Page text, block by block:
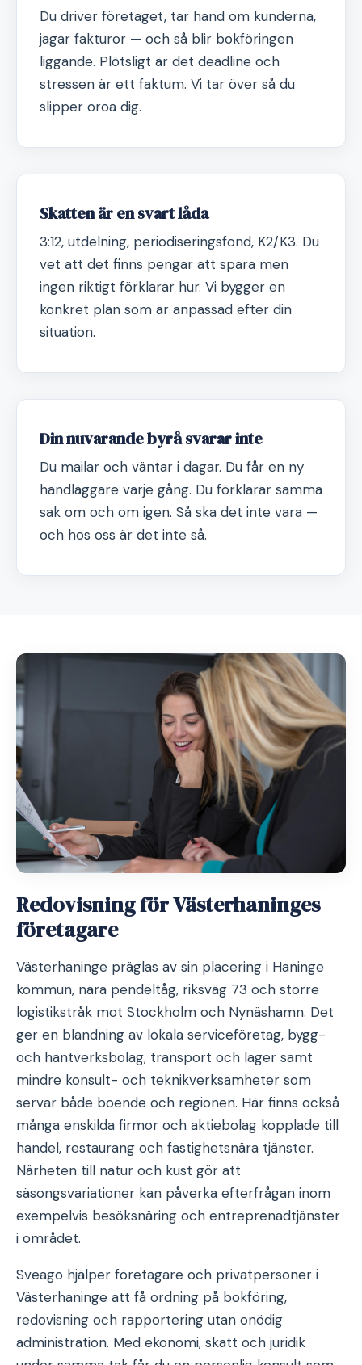
Du driver företaget, tar hand om kunderna,
jagar fakturor — och så blir bokföringen
liggande. Plötsligt är det deadline och
stressen är ett faktum. Vi tar över så du
slipper oroa dig.
Skatten är en svart låda
3:12, utdelning, periodiseringsfond, K2/K3. Du
vet att det finns pengar att spara men
ingen riktigt förklarar hur. Vi bygger en
konkret plan som är anpassad efter din
situation.
Din nuvarande byrå svarar inte
Du mailar och väntar i dagar. Du får en ny
handläggare varje gång. Du förklarar samma
sak om och om igen. Så ska det inte vara —
och hos oss är det inte så.
Redovisning för Västerhaninges
företagare
Västerhaninge präglas av sin placering i Haninge
kommun, nära pendeltåg, riksväg 73 och större
logistikstråk mot Stockholm och Nynäshamn. Det
ger en blandning av lokala serviceföretag, bygg-
och hantverksbolag, transport och lager samt
mindre konsult- och teknikverksamheter som
servar både boende och regionen. Här finns också
många enskilda firmor och aktiebolag kopplade till
handel, restaurang och fastighetsnära tjänster.
Närheten till natur och kust gör att
säsongsvariationer kan påverka efterfrågan inom
exempelvis besöksnäring och entreprenadtjänster
i området.
Sveago hjälper företagare och privatpersoner i
Västerhaninge att få ordning på bokföring,
redovisning och rapportering utan onödig
administration. Med ekonomi, skatt och juridik